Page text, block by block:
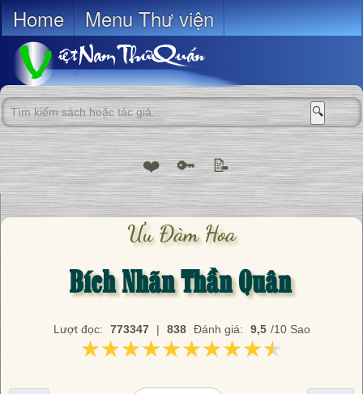
Home Menu Thư viện
🔍
❤️ 🔑 📝
Ưu Đàm Hoa
Bích Nhãn Thần Quân
Lượt đọc: 773347 | 838 Đánh giá: 9,5 /10 Sao
★★★★★★★★★★
★★★★★★★★★★